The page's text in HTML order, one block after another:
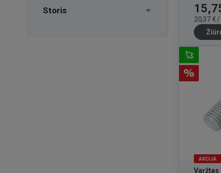
Storis
Kaina
20,37 € /
AKCIJA
Varžtas